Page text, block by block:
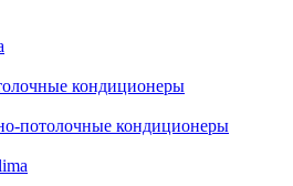
кондиционеры
потолочные кондиционеры